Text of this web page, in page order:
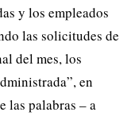
y los empleados
las solicitudes de
del mes, los
en
las palabras – a